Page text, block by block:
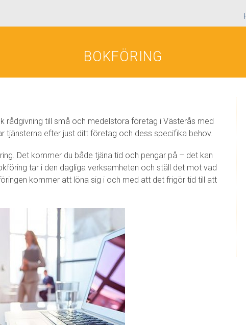
BOKFÖRING
rådgivning till små och medelstora företag i Västerås med
tjänsterna efter just ditt företag och dess specifika behov.
Det kommer du både tjäna tid och pengar på – det kan
tar i den dagliga verksamheten och ställ det mot vad
kommer att löna sig i och med att det frigör tid till att